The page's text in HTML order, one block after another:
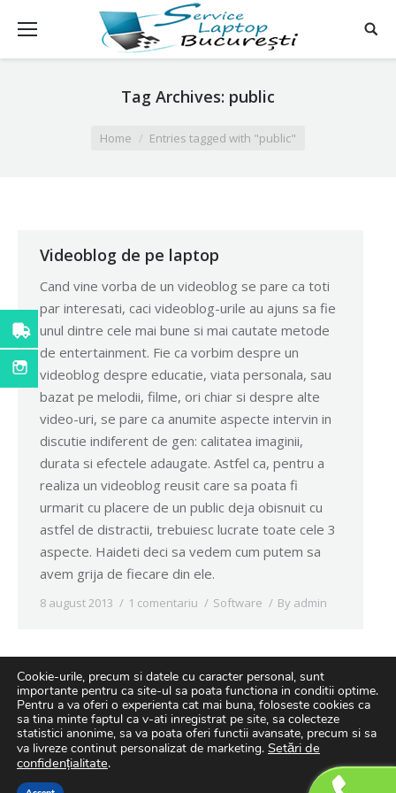
Tag Archives: public
Home Entries tagged with "public"
Videoblog de pe laptop
Cand vine vorba de un videoblog se pare ca toti
par interesati, caci videoblog-urile au ajuns sa fie
unul dintre cele mai bune si mai cautate metode
de entertainment. Fie ca vorbim despre un
videoblog despre educatie, viata personala, sau
bazat pe melodii, filme, ori chiar si despre alte
video-uri, se pare ca anumite aspecte intervin in
discutie indiferent de gen: calitatea imaginii,
durata si efectele adaugate. Astfel ca, pentru a
realiza un videoblog reusit care sa poata fi
urmarit cu placere de un public deja obisnuit cu
astfel de distractii, trebuiesc lucrate toate cele 3
aspecte. Haideti deci sa vedem cum putem sa
avem grija de fiecare din ele.
8 august 2013 1 comentariu Software By admin
© Copyright 2019.
GoShopping -
Cookie-urile, precum si datele cu caracter personal, sunt
importante pentru ca site-ul sa poata functiona in conditii optime.
Pentru a va oferi o experienta cat mai buna, foloseste cookies ca
sa tina minte faptul ca v-ati inregistrat pe site, sa colecteze
statistici anonime, sa va poata oferi functii avansate, precum si sa
va livreze continut personalizat de marketing. Setări de
confidențialitate.